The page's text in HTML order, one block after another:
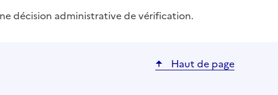
décision administrative de vérification.
Haut de page